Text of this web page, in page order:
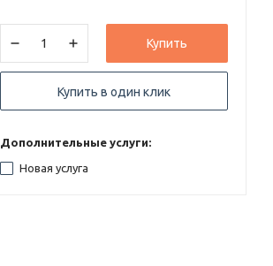
Купить
Купить в один клик
Дополнительные услуги:
Новая услуга